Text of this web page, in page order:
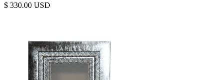
$ 330.00